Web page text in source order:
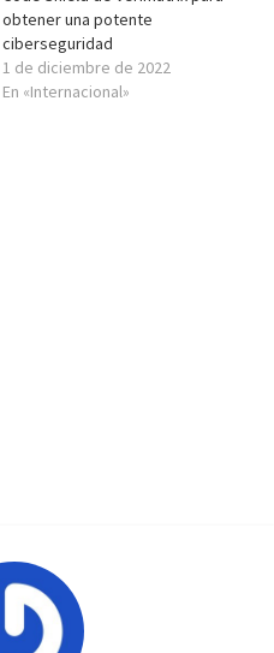
obtener una potente
ciberseguridad
1 de diciembre de 2022
En «Internacional»